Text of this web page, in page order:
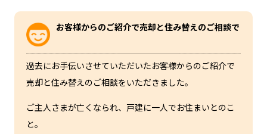
お客様からのご紹介で売却と住み替えのご相談で
過去にお手伝いさせていただいたお客様からのご紹介で
売却と住み替えのご相談をいただきました。
ご主人さまが亡くなられ、戸建に一人でお住まいとのこ
と。